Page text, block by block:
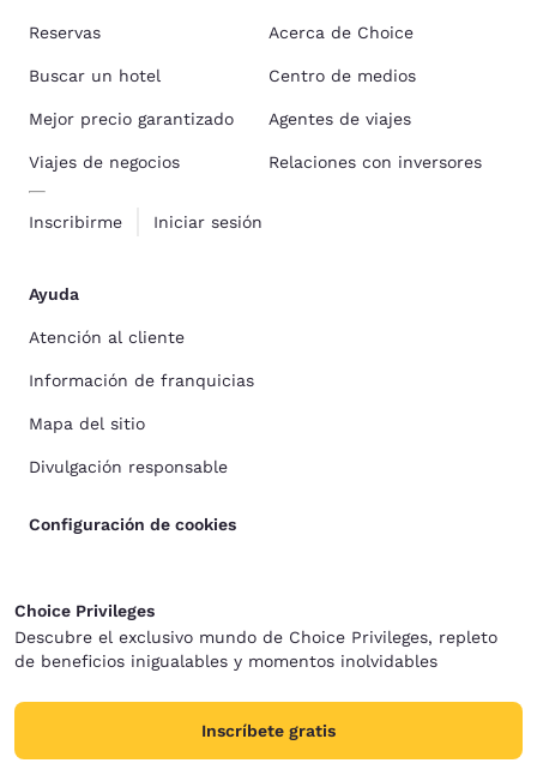
Reservas
Buscar un hotel
Mejor precio garantizado
Viajes de negocios
Inscribirme Iniciar sesión
Acerca de Choice
Centro de medios
Agentes de viajes
Relaciones con inversores
Ayuda
Atención al cliente
Información de franquicias
Mapa del sitio
Divulgación responsable
Configuración de cookies
Choice Privileges
Descubre el exclusivo mundo de Choice Privileges, repleto
de beneficios inigualables y momentos inolvidables
Inscríbete gratis